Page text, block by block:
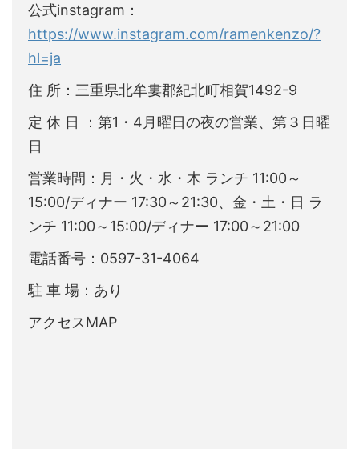
公式instagram：
https://www.instagram.com/ramenkenzo/?
hl=ja
住 所：三重県北牟婁郡紀北町相賀1492-9
定 休 日 ：第1・4月曜日の夜の営業、第３日曜
日
営業時間：月・火・水・木 ランチ 11:00～
15:00/ディナー 17:30～21:30、金・土・日 ラ
ンチ 11:00～15:00/ディナー 17:00～21:00
電話番号：0597-31-4064
駐 車 場：あり
アクセスMAP